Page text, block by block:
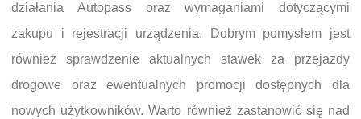
działania Autopass oraz wymaganiami dotyczącymi
zakupu i rejestracji urządzenia. Dobrym pomysłem jest
również sprawdzenie aktualnych stawek za przejazdy
drogowe oraz ewentualnych promocji dostępnych dla
nowych użytkowników. Warto również zastanowić się nad